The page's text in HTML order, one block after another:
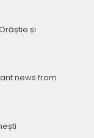
și
news from